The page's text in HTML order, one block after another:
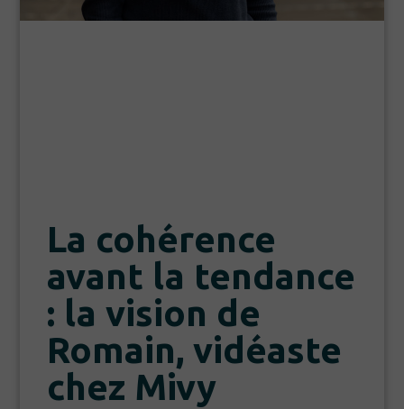
La cohérence
avant la tendance
: la vision de
Romain, vidéaste
chez Mivy